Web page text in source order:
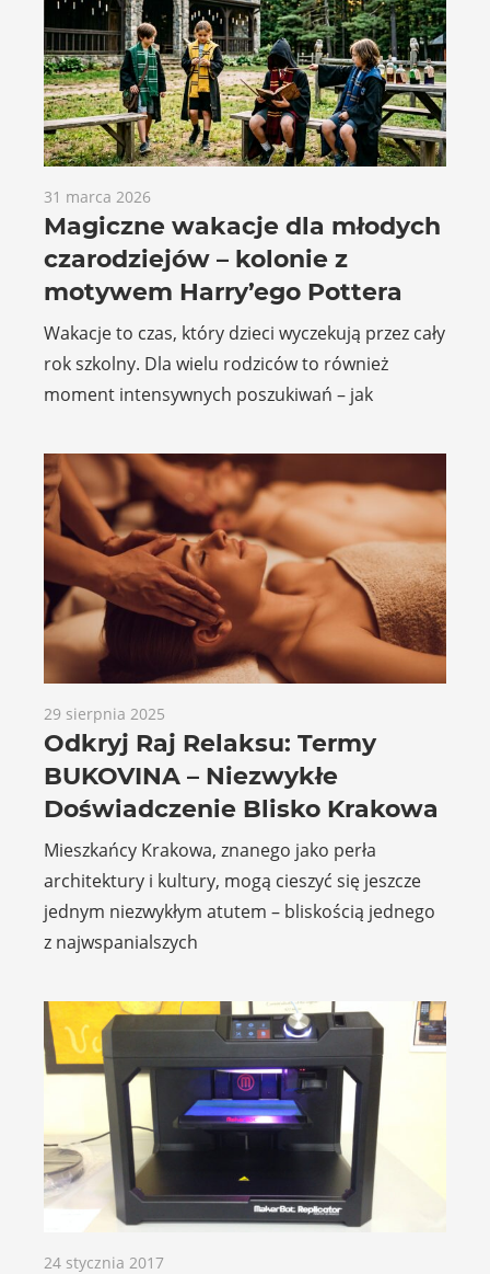
31 marca 2026
Magiczne wakacje dla młodych
czarodziejów – kolonie z
motywem Harry’ego Pottera
Wakacje to czas, który dzieci wyczekują przez cały
rok szkolny. Dla wielu rodziców to również
moment intensywnych poszukiwań – jak
29 sierpnia 2025
Odkryj Raj Relaksu: Termy
BUKOVINA – Niezwykłe
Doświadczenie Blisko Krakowa
Mieszkańcy Krakowa, znanego jako perła
architektury i kultury, mogą cieszyć się jeszcze
jednym niezwykłym atutem – bliskością jednego
z najwspanialszych
24 stycznia 2017